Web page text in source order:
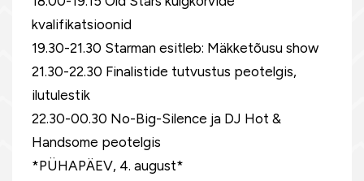
kvalifikatsioonid
19.30-21.30 Starman esitleb: Mäkketõusu show
21.30-22.30 Finalistide tutvustus peotelgis,
ilutulestik
22.30-00.30 No-Big-Silence ja DJ Hot &
Handsome peotelgis
*PÜHAPÄEV, 4. august*